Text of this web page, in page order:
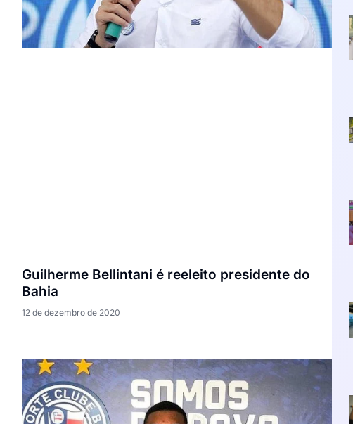
Guilherme Bellintani é reeleito presidente do
Bahia
12 de dezembro de 2020